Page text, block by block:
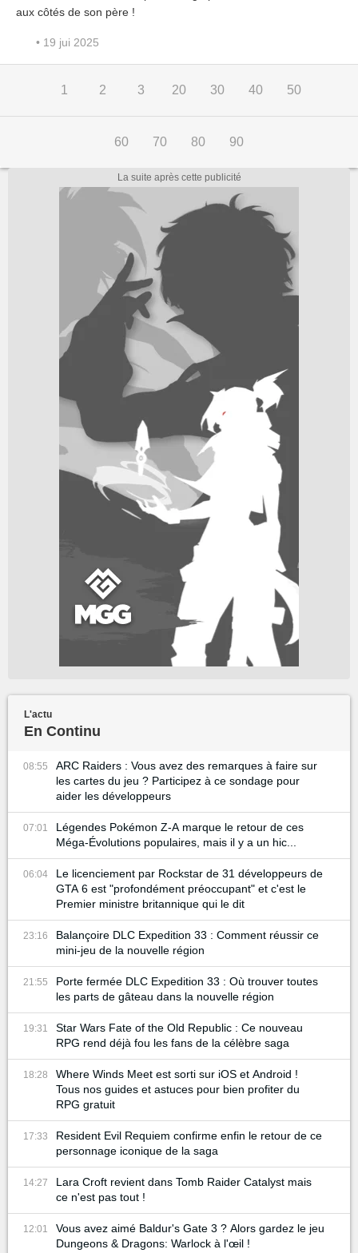
aux côtés de son père !
• 19 jui 2025
1 2 3 20 30 40 50
60 70 80 90
L'actu
En Continu
08:55
ARC Raiders : Vous avez des remarques à faire sur
les cartes du jeu ? Participez à ce sondage pour
aider les développeurs
07:01
Légendes Pokémon Z-A marque le retour de ces
Méga-Évolutions populaires, mais il y a un hic...
06:04
Le licenciement par Rockstar de 31 développeurs de
GTA 6 est "profondément préoccupant" et c'est le
Premier ministre britannique qui le dit
23:16
Balançoire DLC Expedition 33 : Comment réussir ce
mini-jeu de la nouvelle région
21:55
Porte fermée DLC Expedition 33 : Où trouver toutes
les parts de gâteau dans la nouvelle région
19:31
Star Wars Fate of the Old Republic : Ce nouveau
RPG rend déjà fou les fans de la célèbre saga
18:28
Where Winds Meet est sorti sur iOS et Android !
Tous nos guides et astuces pour bien profiter du
RPG gratuit
17:33
Resident Evil Requiem confirme enfin le retour de ce
personnage iconique de la saga
14:27
Lara Croft revient dans Tomb Raider Catalyst mais
ce n'est pas tout !
12:01
Vous avez aimé Baldur's Gate 3 ? Alors gardez le jeu
Dungeons & Dragons: Warlock à l'œil !